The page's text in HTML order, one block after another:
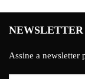
NEWSLETTER
Assine a newsletter